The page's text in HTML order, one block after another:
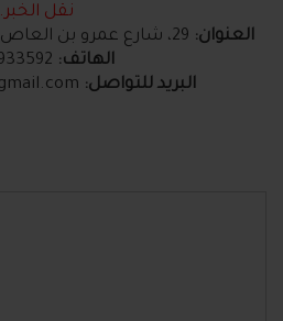
نقل الخبر.
العنوان:
الهاتف:
البريد للتواصل: